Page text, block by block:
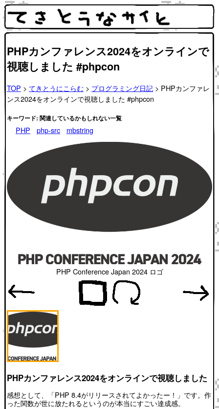
PHPカンファレンス2024をオンラインで
視聴しました #phpcon
TOP > てきとうにこらむ > プログラミング日記 > PHPカンファレ
ンス2024をオンラインで視聴しました #phpcon
キーワード: 関連しているかもしれない一覧
PHP php-src mbstring
PHP Conference Japan 2024 ロゴ
PHPカンファレンス2024をオンラインで視聴しました
感想として、「PHP 8.4がリリースされてよかったー！」です。作
った関数が世に放たれるというのが本当にすごい達成感。